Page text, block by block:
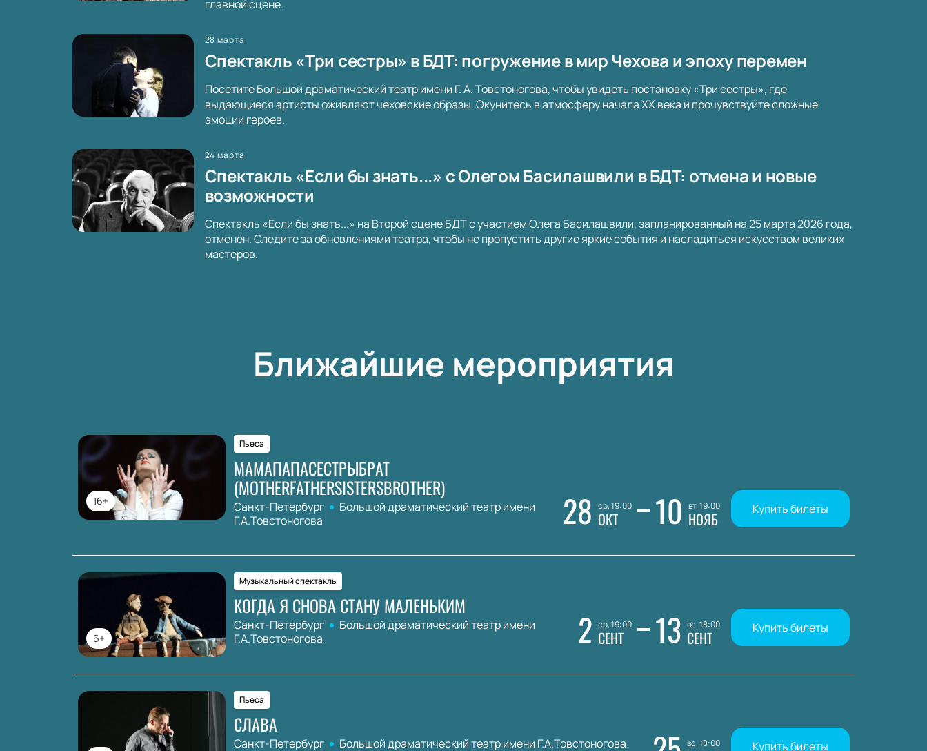
главной сцене.
28 марта
Спектакль «Три сестры» в БДТ: погружение в мир Чехова и эпоху перемен
Посетите Большой драматический театр имени Г. А. Товстоногова, чтобы увидеть постановку «Три сестры», где
выдающиеся артисты оживляют чеховские образы. Окунитесь в атмосферу начала XX века и прочувствуйте сложные
эмоции героев.
24 марта
Спектакль «Если бы знать...» с Олегом Басилашвили в БДТ: отмена и новые
возможности
Спектакль «Если бы знать...» на Второй сцене БДТ с участием Олега Басилашвили, запланированный на 25 марта 2026 года,
отменён. Следите за обновлениями театра, чтобы не пропустить другие яркие события и насладиться искусством великих
мастеров.
Ближайшие мероприятия
16+
Пьеса
МАМАПАПАСЕСТРЫБРАТ
(MOTHERFATHERSISTERSBROTHER)
Санкт-Петербург
Большой драматический театр имени
Г.А.Товстоногова
28 ср, 19:00
ОКТ 10 вт, 19:00
НОЯБ Купить билеты
6+
Музыкальный спектакль
КОГДА Я СНОВА СТАНУ МАЛЕНЬКИМ
Санкт-Петербург
Большой драматический театр имени
Г.А.Товстоногова
2 ср, 19:00
СЕНТ 13 вс, 18:00
СЕНТ Купить билеты
Пьеса
СЛАВА
Санкт-Петербург Большой драматический театр имени Г.А.Товстоногова вс, 18:00 Купить билеты